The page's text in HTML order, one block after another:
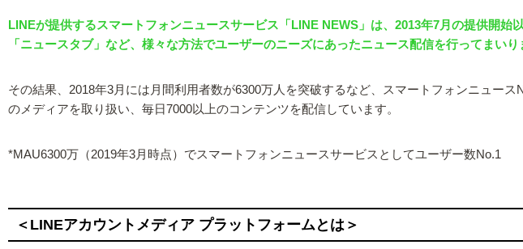
LINEが提供するスマートフォンニュースサービス「LINE NEWS」は、2013年7月の提供開
「ニュースタブ」など、様々な方法でユーザーのニーズにあったニュース配信を行ってまいり
その結果、2018年3月には月間利用者数が6300万人を突破するなど、スマートフォンニュー
のメディアを取り扱い、毎日7000以上のコンテンツを配信しています。
*MAU6300万（2019年3月時点）でスマートフォンニュースサービスとしてユーザー数No.1
＜LINEアカウントメディア プラットフォームとは＞